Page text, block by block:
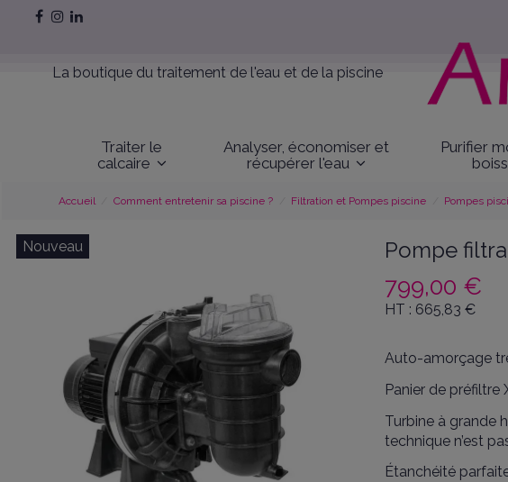
La boutique du traitement de l'eau et de la piscine
Traiter le
calcaire
Analyser, économiser et
récupérer l'eau
Purifier
Accueil Comment entretenir sa piscine ? Filtration et Pompes piscine Pompes
Nouveau Pompe
799,00 €
HT : 665,83€
Auto-amorçage
Panier de
Turbine à grande
technique n’est
Étanchéité